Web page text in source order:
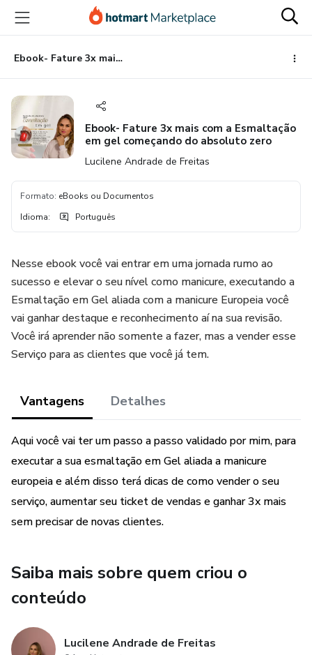
para
conteúdo
principal
para
pagamento
para
rodapé
Ebook- Fature 3x mais com a Esmaltação em gel começando do absoluto zero
Ebook- Fature 3x mais com a Esmaltação
em gel começando do absoluto zero
Lucilene Andrade de Freitas
Formato: eBooks ou Documentos
Idioma: Português
Nesse ebook você vai entrar em uma jornada rumo ao
sucesso e elevar o seu nível como manicure, executando a
Esmaltação em Gel aliada com a manicure Europeia você
vai ganhar destaque e reconhecimento aí na sua revisão.
Você irá aprender não somente a fazer, mas a vender esse
Serviço para as clientes que você já tem.
Vantagens Detalhes
Aqui você vai ter um passo a passo validado por mim, para
executar a sua esmaltação em Gel aliada a manicure
europeia e além disso terá dicas de como vender o seu
serviço, aumentar seu ticket de vendas e ganhar 3x mais
sem precisar de novas clientes.
Saiba mais sobre quem criou o
conteúdo
Lucilene Andrade de Freitas